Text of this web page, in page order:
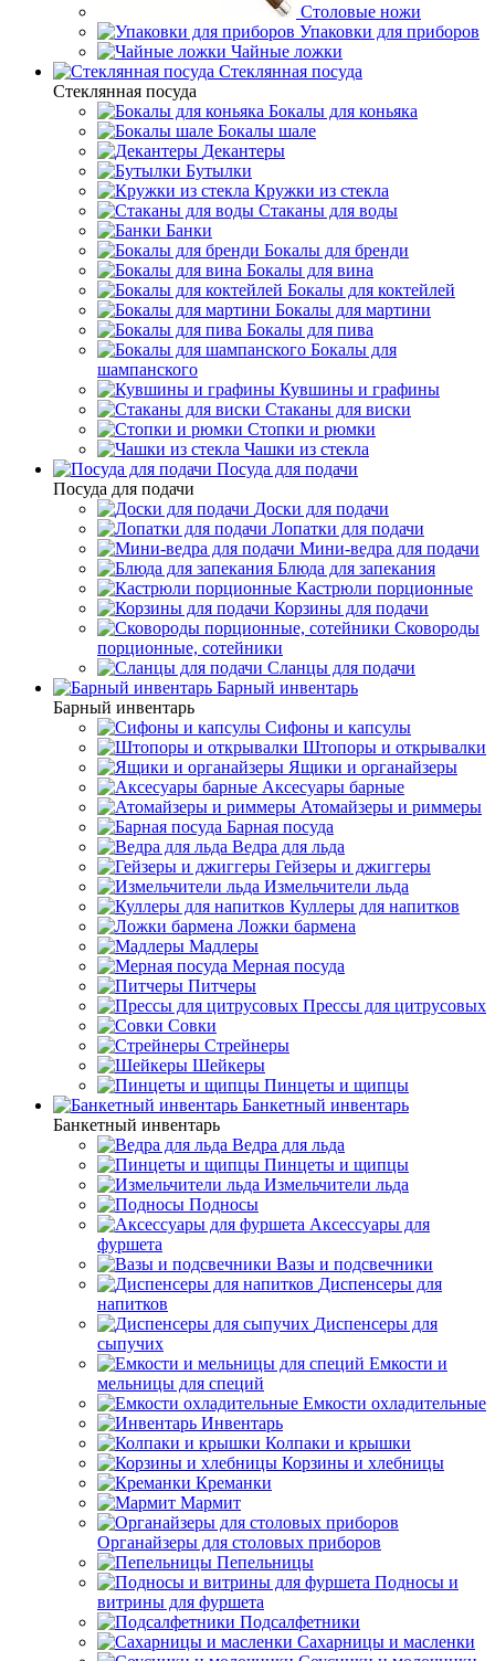
Столовые ножи
Упаковки для приборов
Чайные ложки
Стеклянная посуда
Стеклянная посуда
Бокалы для коньяка
Бокалы шале
Декантеры
Бутылки
Кружки из стекла
Стаканы для воды
Банки
Бокалы для бренди
Бокалы для вина
Бокалы для коктейлей
Бокалы для мартини
Бокалы для пива
Бокалы для
шампанского
Кувшины и графины
Стаканы для виски
Стопки и рюмки
Чашки из стекла
Посуда для подачи
Посуда для подачи
Доски для подачи
Лопатки для подачи
Мини-ведра для подачи
Блюда для запекания
Кастрюли порционные
Корзины для подачи
Сковороды
порционные, сотейники
Сланцы для подачи
Барный инвентарь
Барный инвентарь
Сифоны и капсулы
Штопоры и открывалки
Ящики и органайзеры
Аксесуары барные
Атомайзеры и риммеры
Барная посуда
Ведра для льда
Гейзеры и джиггеры
Измельчители льда
Куллеры для напитков
Ложки бармена
Мадлеры
Мерная посуда
Питчеры
Прессы для цитрусовых
Совки
Стрейнеры
Шейкеры
Пинцеты и щипцы
Банкетный инвентарь
Банкетный инвентарь
Ведра для льда
Пинцеты и щипцы
Измельчители льда
Подносы
Аксессуары для
фуршета
Вазы и подсвечники
Диспенсеры для
напитков
Диспенсеры для
сыпучих
Емкости и
мельницы для специй
Емкости охладительные
Инвентарь
Колпаки и крышки
Корзины и хлебницы
Креманки
Мармит
Органайзеры для столовых приборов
Пепельницы
Подносы и
витрины для фуршета
Подсалфетники
Сахарницы и масленки